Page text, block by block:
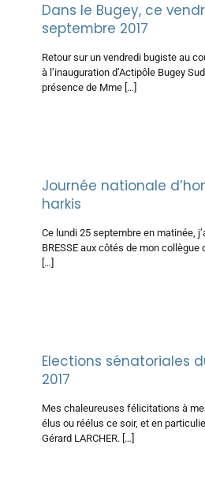
Dans le Bugey, ce
septembre 2017
Retour sur un vendredi bugiste au
à l’inauguration d’Actipôle Bugey
présence de Mme […]
Journée nationale
harkis
Ce lundi 25 septembre en matinée,
BRESSE aux côtés de mon collègue
[…]
Elections sénatoriales
2017
Mes chaleureuses félicitations à
élus ou réélus ce soir, et en
Gérard LARCHER. […]